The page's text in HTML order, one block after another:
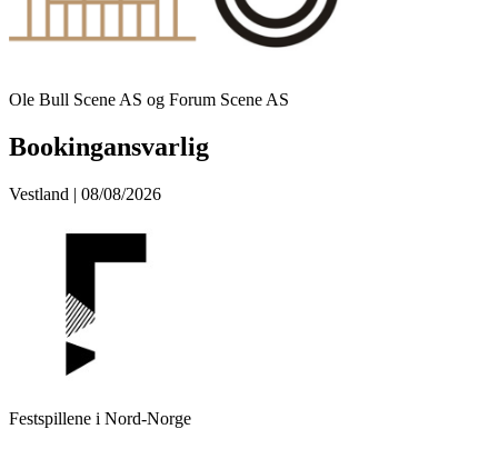
Ole Bull Scene AS og Forum Scene AS
Bookingansvarlig
Vestland | 08/08/2026
Festspillene i Nord-Norge